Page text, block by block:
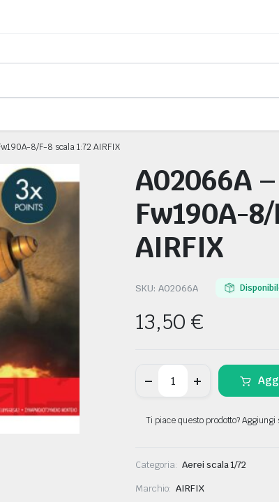
8/F-8 scala 1:72 AIRFIX
A02066A
Fw190A-
AIRFIX
SKU: A02066A
13,50€
Fw190A-
1:72
quantity
Ti piace questo prodotto?
Categoria: Aerei scala 1/72
Marchio: AIRFIX